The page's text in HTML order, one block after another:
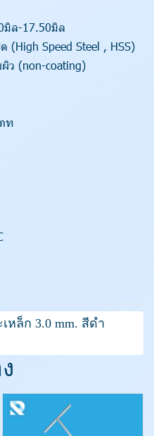
มิล-17.50มิล
(High Speed Steel , HSS)
ว (non-coating)
ท
หล็ก 3.0 mm. สีดำ